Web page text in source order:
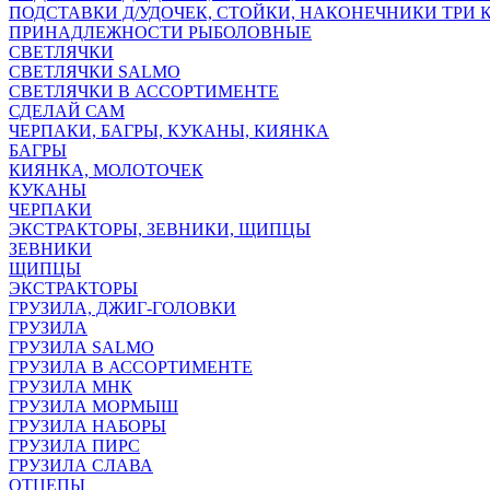
ПОДСТАВКИ Д/УДОЧЕК, СТОЙКИ, НАКОНЕЧНИКИ ТРИ
ПРИНАДЛЕЖНОСТИ РЫБОЛОВНЫЕ
СВЕТЛЯЧКИ
СВЕТЛЯЧКИ SALMO
СВЕТЛЯЧКИ В АССОРТИМЕНТЕ
СДЕЛАЙ САМ
ЧЕРПАКИ, БАГРЫ, КУКАНЫ, КИЯНКА
БАГРЫ
КИЯНКА, МОЛОТОЧЕК
КУКАНЫ
ЧЕРПАКИ
ЭКСТРАКТОРЫ, ЗЕВНИКИ, ЩИПЦЫ
ЗЕВНИКИ
ЩИПЦЫ
ЭКСТРАКТОРЫ
ГРУЗИЛА, ДЖИГ-ГОЛОВКИ
ГРУЗИЛА
ГРУЗИЛА SALMO
ГРУЗИЛА В АССОРТИМЕНТЕ
ГРУЗИЛА МНК
ГРУЗИЛА МОРМЫШ
ГРУЗИЛА НАБОРЫ
ГРУЗИЛА ПИРС
ГРУЗИЛА СЛАВА
ОТЦЕПЫ